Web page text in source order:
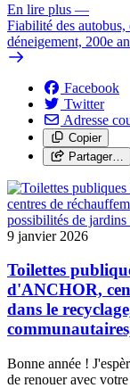
En lire plus —
Fiabilité des
déneigement, 200e
Facebook
Twitter
Adresse
Copier
Partager…
9 janvier 2026
Toilettes
d'ANCHOR,
dans le
Bonne année !
de renouer avec